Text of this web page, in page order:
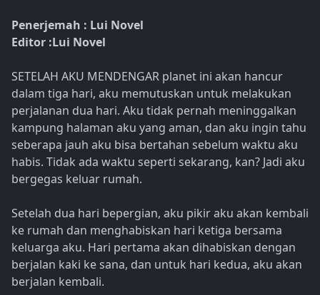
Penerjemah : Lui Novel
Editor :Lui Novel
SETELAH AKU MENDENGAR planet ini akan hancur
dalam tiga hari, aku memutuskan untuk melakukan
perjalanan dua hari. Aku tidak pernah meninggalkan
kampung halaman aku yang aman, dan aku ingin tahu
seberapa jauh aku bisa bertahan sebelum waktu aku
habis. Tidak ada waktu seperti sekarang, kan? Jadi aku
bergegas keluar rumah.
Setelah dua hari bepergian, aku pikir aku akan kembali
ke rumah dan menghabiskan hari ketiga bersama
keluarga aku. Hari pertama akan dihabiskan dengan
berjalan kaki ke sana, dan untuk hari kedua, aku akan
berjalan kembali.